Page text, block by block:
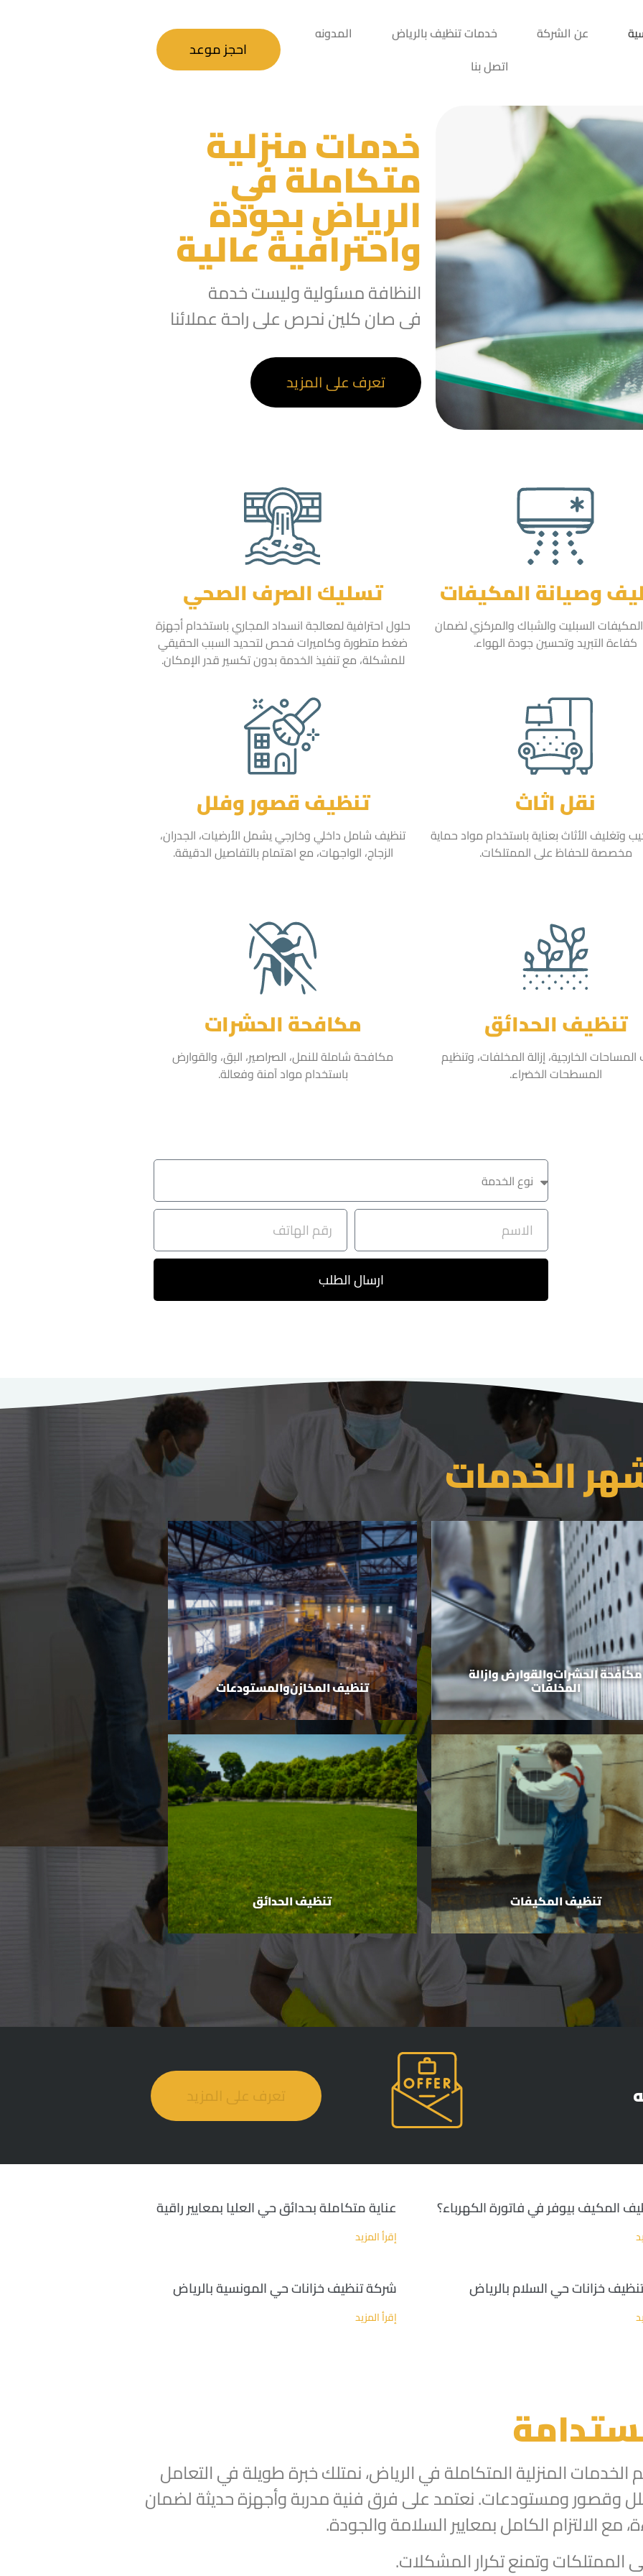
عن الشركة خدمات تنظيف بالرياض
المدونه
اتصل بنا
احجز موعد
خدمات منزلية
متكاملة في
الرياض بجودة
واحترافية عالية
النظافة مسئولية وليست خدمة
فى صان كلين نحرص على راحة عملائنا
تعرف على المزيد
وصيانة المكيفات
السبليت والشباك والمركزي لضمان
كفاءة التبريد وتحسين جودة الهواء.
تسليك الصرف الصحي
حلول احترافية لمعالجة انسداد المجاري باستخدام أجهزة
ضغط متطورة وكاميرات فحص لتحديد السبب الحقيقي
للمشكلة، مع تنفيذ الخدمة بدون تكسير قدر الإمكان.
نقل اثاث
وتغليف الأثاث بعناية باستخدام مواد حماية
مخصصة للحفاظ على الممتلكات.
تنظيف قصور وفلل
تنظيف شامل داخلي وخارجي يشمل الأرضيات، الجدران،
الزجاج، الواجهات، مع اهتمام بالتفاصيل الدقيقة.
تنظيف الحدائق
الخارجية، إزالة المخلفات، وتنظيم
المسطحات الخضراء.
مكافحة الحشرات
مكافحة شاملة للنمل، الصراصير، البق، والقوارض
باستخدام مواد آمنة وفعالة.
ارسال الطلب
الخدمات
مكافحة الحشرات والقوارض وازالة
المخلفات تنظيف المخازن والمستودعات
تنظيف المكيفات تنظيف الحدائق
تعرف على المزيد
المكيف بيوفر في فاتورة الكهرباء؟ عناية متكاملة بحدائق حي العليا بمعايير راقية
إقرأ المزيد
خزانات حي السلام بالرياض شركة تنظيف خزانات حي المونسية بالرياض
إقرأ المزيد
المنزلية المتكاملة في الرياض، نمتلك خبرة طويلة في التعامل
وقصور ومستودعات. نعتمد على فرق فنية مدربة وأجهزة حديثة لضمان
الالتزام الكامل بمعايير السلامة والجودة.
وتمنع تكرار المشكلات.